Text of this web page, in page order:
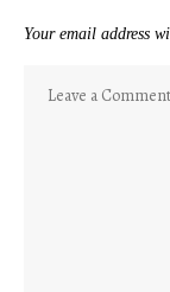
Your email address